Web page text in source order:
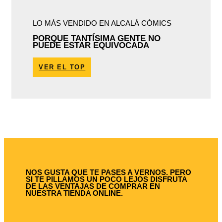
LO MÁS VENDIDO EN ALCALÁ CÓMICS
PORQUE TANTÍSIMA GENTE NO
PUEDE ESTAR EQUIVOCADA
VER EL TOP
NOS GUSTA QUE TE PASES A VERNOS. PERO
SI TE PILLAMOS UN POCO LEJOS DISFRUTA
DE LAS VENTAJAS DE COMPRAR EN
NUESTRA TIENDA ONLINE.